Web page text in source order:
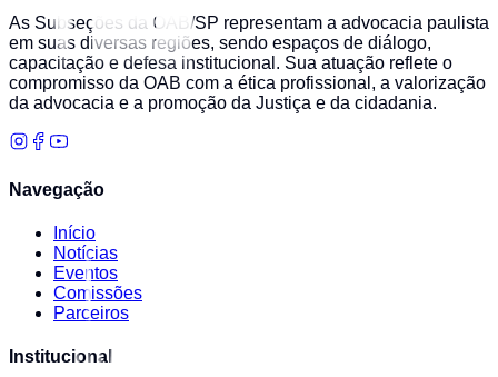
As Subseções da OAB/SP representam a advocacia paulista
em suas diversas regiões, sendo espaços de diálogo,
capacitação e defesa institucional. Sua atuação reflete o
compromisso da OAB com a ética profissional, a valorização
da advocacia e a promoção da Justiça e da cidadania.
Navegação
Início
Notícias
Eventos
Comissões
Parceiros
Institucional